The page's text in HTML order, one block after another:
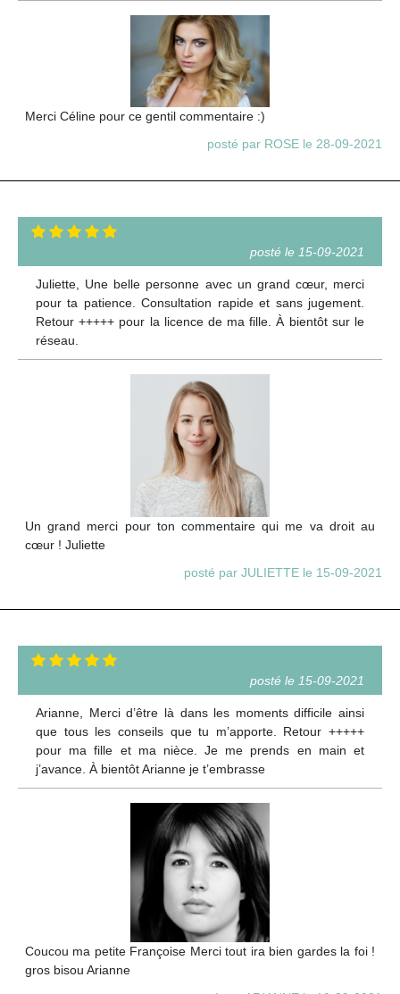
Merci Céline pour ce gentil commentaire :)
posté par ROSE le 28-09-2021
posté le 15-09-2021
Juliette, Une belle personne avec un grand cœur, merci
pour ta patience. Consultation rapide et sans jugement.
Retour +++++ pour la licence de ma fille. À bientôt sur le
réseau.
Un grand merci pour ton commentaire qui me va droit au
cœur ! Juliette
posté par JULIETTE le 15-09-2021
posté le 15-09-2021
Arianne, Merci d’être là dans les moments difficile ainsi
que tous les conseils que tu m’apporte. Retour +++++
pour ma fille et ma nièce. Je me prends en main et
j’avance. À bientôt Arianne je t’embrasse
Coucou ma petite Françoise Merci tout ira bien gardes la foi !
gros bisou Arianne